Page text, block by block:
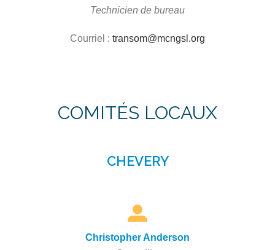
Technicien de bureau
Courriel : transom@mcngsl.org
COMITÉS LOCAUX
CHEVERY
Christopher Anderson